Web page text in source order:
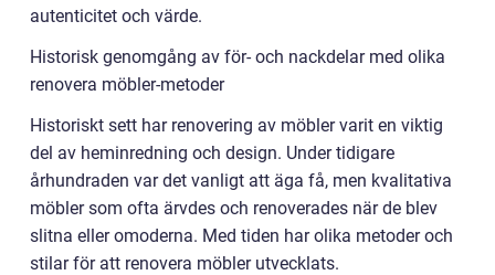
autenticitet och värde.
Historisk genomgång av för- och nackdelar med olika
renovera möbler-metoder
Historiskt sett har renovering av möbler varit en viktig
del av heminredning och design. Under tidigare
århundraden var det vanligt att äga få, men kvalitativa
möbler som ofta ärvdes och renoverades när de blev
slitna eller omoderna. Med tiden har olika metoder och
stilar för att renovera möbler utvecklats.